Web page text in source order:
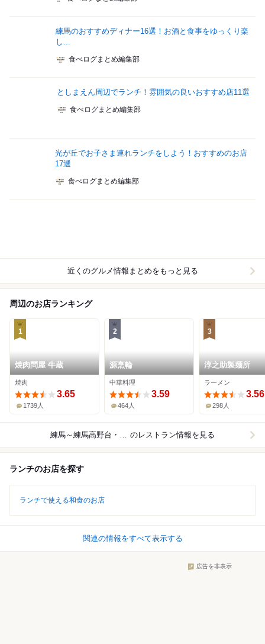
練馬のおすすめディナー16選！お酒と食事をゆっくり楽
し...
食べログまとめ編集部
としまえん周辺でランチ！雰囲気の良いおすすめ店11選
食べログまとめ編集部
光が丘でお子さま連れランチをしよう！おすすめのお店
17選
食べログまとめ編集部
近くのグルメ情報まとめをもっと見る
周辺のお店ランキング
1
焼肉問屋 牛蔵
焼肉
3.65
1739人
2
源烹輪
中華料理
3.59
464人
3
淳之助製麺所
ラーメン
3.56
298人
練馬～練馬高野台・光が丘 のレストラン情報を見る
ランチのお店を探す
ランチで使える和食のお店
関連の情報をすべて表示する
広告を非表示